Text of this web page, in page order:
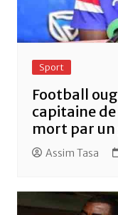
Sport
Football
capitaine
mort par un
Assim Tasa